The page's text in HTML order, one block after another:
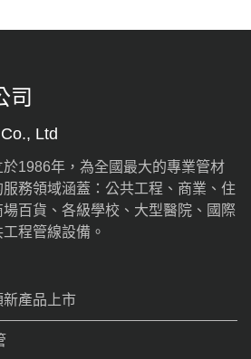
司
Ltd
1986年，為全國最大的專業管材
務領域涵蓋：公共工程、商業、住
百貨、各級學校、大型醫院、國際
程管線設備。
產品上市